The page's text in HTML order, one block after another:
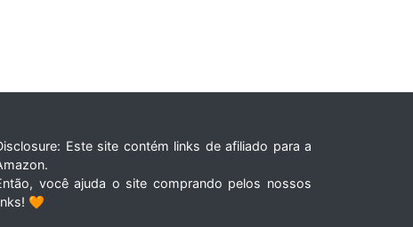
Este site contém links de afiliado para a
você ajuda o site comprando pelos nossos
🧡